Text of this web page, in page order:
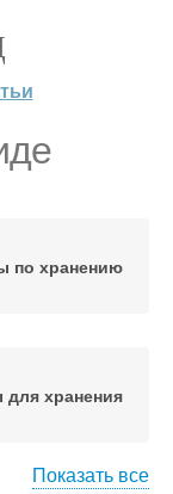
по хранению
хранения
Показать все